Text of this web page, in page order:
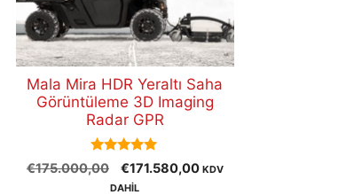
Mala Mira HDR Yeraltı Saha
Görüntüleme 3D Imaging
Radar GPR
5.00
out of 5
€175.000,00
Orijinal
fiyat:
€171.580,00Şu
KDV
DAHİL